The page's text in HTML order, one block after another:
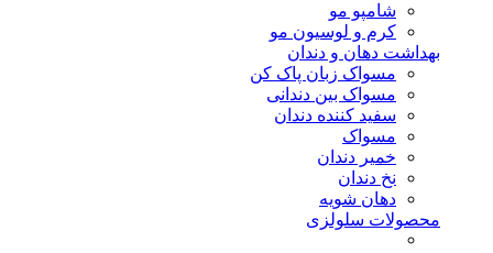
شامپو مو
کرم و لوسیون مو
بهداشت دهان و دندان
مسواک زبان پاک کن
مسواک بین دندانی
سفید کننده دندان
مسواک
خمیر دندان
نخ دندان
دهان شویه
محصولات سلولزی